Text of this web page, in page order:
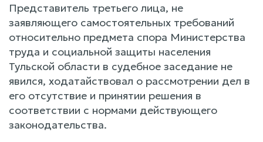
Представитель третьего лица, не
заявляющего самостоятельных требований
относительно предмета спора Министерства
труда и социальной защиты населения
Тульской области в судебное заседание не
явился, ходатайствовал о рассмотрении дел в
его отсутствие и принятии решения в
соответствии с нормами действующего
законодательства.